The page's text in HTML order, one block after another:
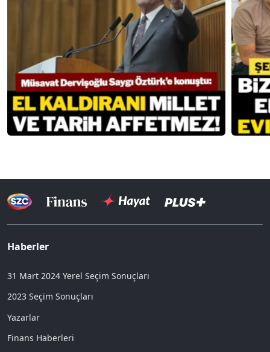
Haberler
31 Mart 2024 Yerel Seçim Sonuçları
2023 Seçim Sonuçları
Yazarlar
Finans Haberleri